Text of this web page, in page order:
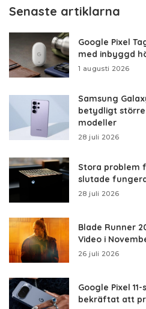
Senaste artiklarna
Google Pixel
med inbyggd
1 augusti 2026
Samsung
betydligt
modeller
28 juli 2026
Stora problem
slutade
28 juli 2026
Blade Runner
Video i
26 juli 2026
Google Pixel
bekräftat att